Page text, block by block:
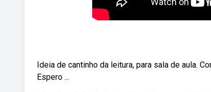
Ideia de cantinho da leitura, para sala de aula.
Espero ...